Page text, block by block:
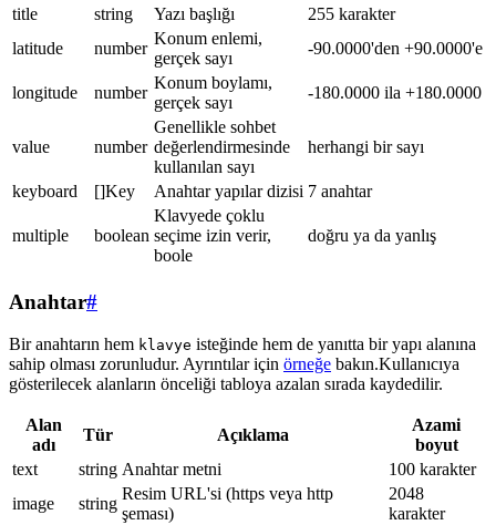
title
string Yazı başlığı
255 karakter
latitude
number
Konum enlemi,
gerçek sayı
-90.0000'den +90.0000'e
longitude number
Konum boylamı,
gerçek sayı
-180.0000 ila +180.0000
value number
Genellikle sohbet
değerlendirmesinde
kullanılan sayı
herhangi bir sayı
keyboard []Key Anahtar yapılar dizisi 7 anahtar
multiple boolean
Klavyede çoklu
seçime izin verir,
boole
doğru ya da yanlış
Anahtar#
Bir anahtarın hem klavye isteğinde hem de yanıtta bir yapı alanına
sahip olması zorunludur. Ayrıntılar için örneğe bakın.Kullanıcıya
gösterilecek alanların önceliği tabloya azalan sırada kaydedilir.
Alan
adı
Tür Açıklama
Azami
boyut
text
string Anahtar metni
100 karakter
image
string
Resim URL'si (https veya http
şeması)
2048
karakter